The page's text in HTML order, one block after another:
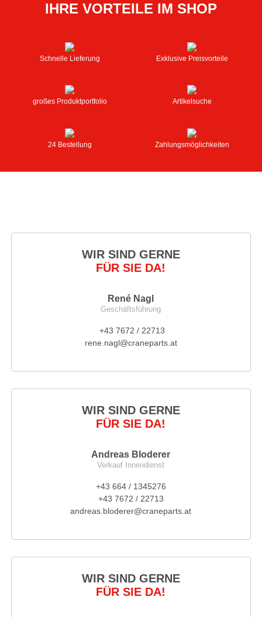
IHRE VORTEILE IM SHOP
Schnelle Lieferung Exklusive Preisvorteile
großes Produktportfolio Artikelsuche
24 Bestellung Zahlungsmöglichkeiten
WIR SIND GERNE
FÜR SIE DA!
René Nagl
Geschäftsführung
+43 7672 / 22713
rene.nagl@craneparts.at
WIR SIND GERNE
FÜR SIE DA!
Andreas Bloderer
Verkauf Innendienst
+43 664 / 1345276
+43 7672 / 22713
andreas.bloderer@craneparts.at
WIR SIND GERNE
FÜR SIE DA!